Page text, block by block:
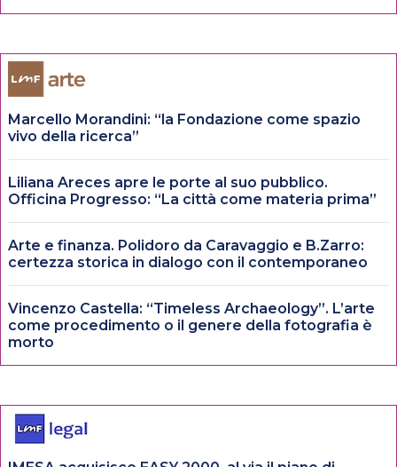
Marcello Morandini: “la Fondazione come spazio
vivo della ricerca”
Liliana Areces apre le porte al suo pubblico.
Officina Progresso: “La città come materia prima”
Arte e finanza. Polidoro da Caravaggio e B.Zarro:
certezza storica in dialogo con il contemporaneo
Vincenzo Castella: “Timeless Archaeology”. L’arte
come procedimento o il genere della fotografia è
morto